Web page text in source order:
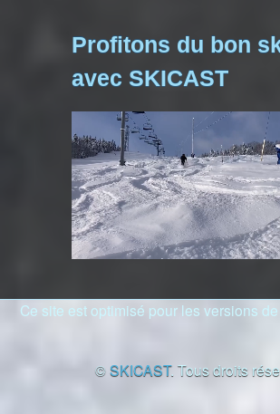
Profitons du bon
avec SKICAST
Ce site est optimisé pour les versions
©SKICAST. Tous droits